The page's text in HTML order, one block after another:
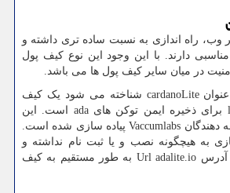
وب، راه اندازی به نسبت ساده تری داشته و
دارند. با این وجود این نوع کیف پول
در میان سایر کیف پول ها می باشد.
cardanoLite شناخته می شود یک کیف
برای ذخیره ایمن توکن هایada است. این
دهندگان Vaccumlabsپیاده سازی شده است.
به هیچگونه نصب و یا ثبت نام نداشته و
آدرس Url adalite.io به طور مستقیم به کیف